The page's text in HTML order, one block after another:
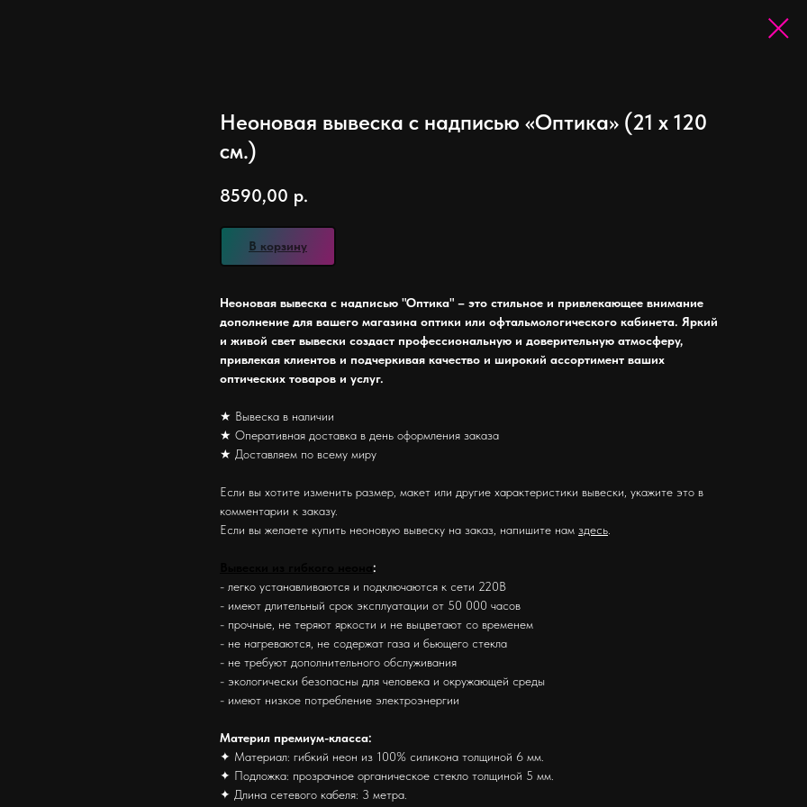
Неоновая вывеска с надписью «Оптика» (21 х 120
см.)
8590,00 р.
В корзину
Неоновая вывеска с надписью "Оптика" – это стильное и привлекающее внимание
дополнение для вашего магазина оптики или офтальмологического кабинета. Яркий
и живой свет вывески создаст профессиональную и доверительную атмосферу,
привлекая клиентов и подчеркивая качество и широкий ассортимент ваших
оптических товаров и услуг.
★ Вывеска в наличии
★ Оперативная доставка в день оформления заказа
★ Доставляем по всему миру
Если вы хотите изменить размер, макет или другие характеристики вывески, укажите это в
комментарии к заказу.
Если вы желаете купить неоновую вывеску на заказ, напишите нам здесь
:
- легко устанавливаются и подключаются к сети 220В
- имеют длительный срок эксплуатации от 50 000 часов
- прочные, не теряют яркости и не выцветают со временем
- не нагреваются, не содержат газа и бьющего стекла
- не требуют дополнительного обслуживания
- экологически безопасны для человека и окружающей среды
- имеют низкое потребление электроэнергии
Материл премиум-класса:
✦ Материал: гибкий неон из 100% силикона толщиной 6 мм.
✦ Подложка: прозрачное органическое стекло толщиной 5 мм.
✦ Длина сетевого кабеля: 3 метра.